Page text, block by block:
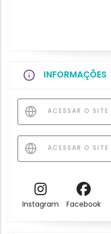
INFORMAÇÕES
ACESSAR O SITE
ACESSAR O SITE
Instagram Facebook